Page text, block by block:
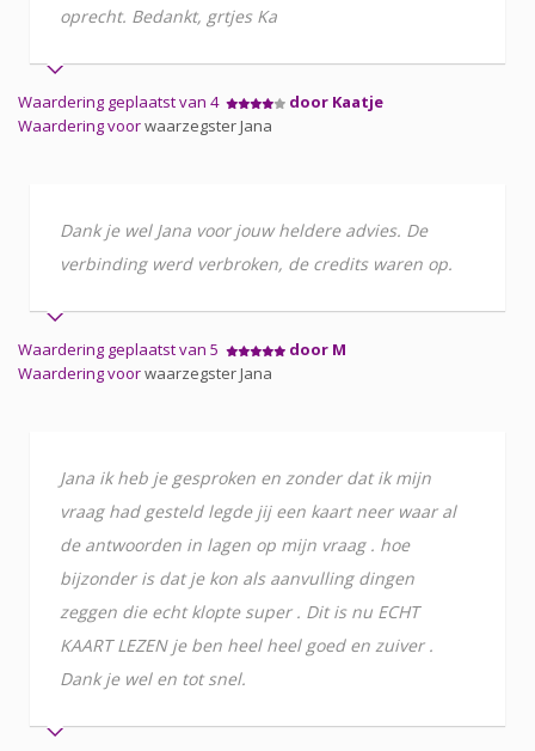
oprecht. Bedankt, grtjes Ka
Waardering geplaatst van 4
door Kaatje
Waardering voorwaarzegster Jana
Dank je wel Jana voor jouw heldere advies. De
verbinding werd verbroken, de credits waren op.
Waardering geplaatst van 5
door M
Waardering voorwaarzegster Jana
Jana ik heb je gesproken en zonder dat ik mijn
vraag had gesteld legde jij een kaart neer waar al
de antwoorden in lagen op mijn vraag . hoe
bijzonder is dat je kon als aanvulling dingen
zeggen die echt klopte super . Dit is nu ECHT
KAART LEZEN je ben heel heel goed en zuiver .
Dank je wel en tot snel.